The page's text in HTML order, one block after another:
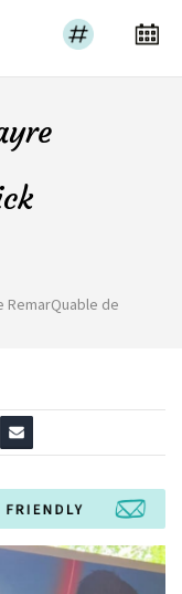
RemarQuable de